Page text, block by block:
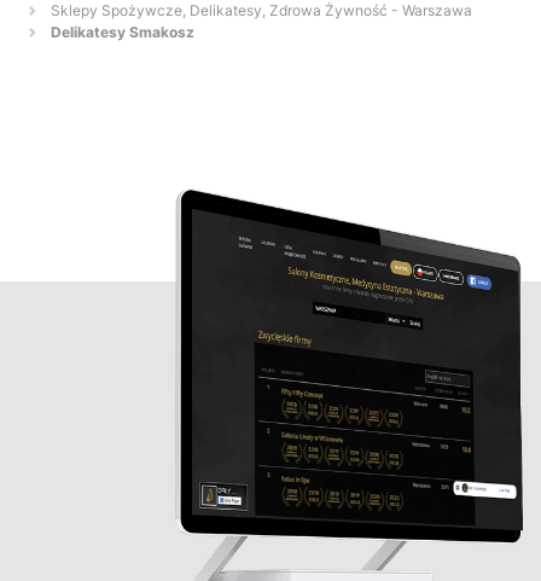
Sklepy Spożywcze, Delikatesy, Zdrowa Żywność - Warszawa
Delikatesy Smakosz